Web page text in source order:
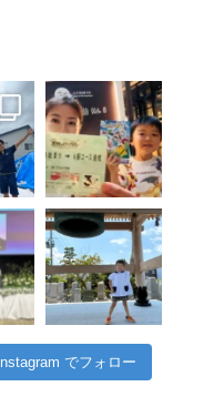
Instagram でフォロー